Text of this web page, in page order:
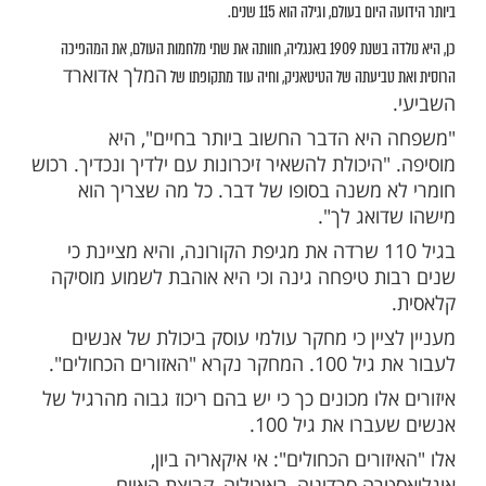
שלנו בתהיליםבלחיצה כאן >>>​
התווכחתי עם אף אחד. אני מקשיבה, ועושה
לקחתי הכול בשלווה, את השמחות
לרשת ABC
אתל קטרהאם. קטרהאם היא האדם המבוגר
בעולם, וגילה הוא 115 שנים.
כן, היא נולדה בשנת 1909 באנגליה, חוותה את שתי מלחמות העולם, את המהפיכה
של הטיטאניק, וחיה עוד מתקופתו של המלך אדוארד
הדבר החשוב ביותר בחיים", היא
להשאיר זיכרונות עם ילדיך ונכדיך. רכוש